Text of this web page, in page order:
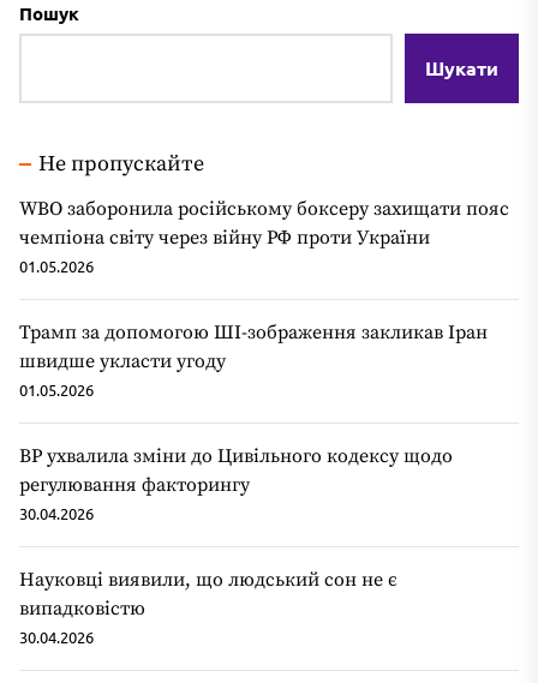
Пошук
Шукати
Не пропускайте
WBO заборонила російському боксеру захищати пояс
чемпіона світу через війну РФ проти України
01.05.2026
Трамп за допомогою ШІ-зображення закликав Іран
швидше укласти угоду
01.05.2026
ВР ухвалила зміни до Цивільного кодексу щодо
регулювання факторингу
30.04.2026
Науковці виявили, що людський сон не є
випадковістю
30.04.2026